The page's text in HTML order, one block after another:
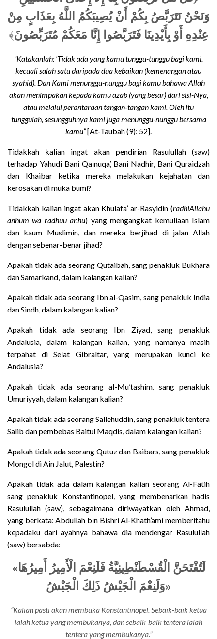
وَنَحْنُ نَتَرَبَّصُ بِكُمْ أَنْ يُصِيبَكُمُ اللَّهُ بِعَذَابٍ مِنْ
عِنْدِهِ أَوْ بِأَيْدِينَا فَتَرَبَّصُوا إِنَّا مَعَكُمْ مُتَرَبِّصُونَ﴾
“Katakanlah: ‘Tidak ada yang kamu tunggu-tunggu bagi kami,
kecuali salah satu daripada dua kebaikan (kemenangan atau
syahid). Dan Kami menunggu-nunggu bagi kamu bahawa Allah
akan menimpakan kepada kamu azab (yang besar) dari sisi-Nya,
atau melalui perantaraan tangan-tangan kami. Oleh itu
tunggulah, sesungguhnya kami juga menunggu-nunggu bersama
kamu”[At-Taubah (9): 52].
Tidakkah kalian ingat akan pendirian Rasulullah (saw)
terhadap Yahudi Bani Qainuqa’, Bani Nadhir, Bani Quraidzah
dan Khaibar ketika mereka melakukan kejahatan dan
kerosakan di muka bumi?
Tidakkah kalian ingat akan Khulafa’ ar-Rasyidin (radhiAllahu
anhum wa radhuu anhu) yang mengangkat kemuliaan Islam
dan kaum Muslimin, dan mereka berjihad di jalan Allah
dengan sebenar-benar jihad?
Apakah tidak ada seorang Qutaibah, sang penakluk Bukhara
dan Samarkand, dalam kalangan kalian?
Apakah tidak ada seorang Ibn al-Qasim, sang penakluk India
dan Sindh, dalam kalangan kalian?
Apakah tidak ada seorang Ibn Ziyad, sang penakluk
Andalusia, dalam kalangan kalian, yang namanya masih
terpahat di Selat Gibraltar, yang merupakan kunci ke
Andalusia?
Apakah tidak ada seorang al-Mu’tashim, sang penakluk
Umuriyyah, dalam kalangan kalian?
Apakah tidak ada seorang Sallehuddin, sang penakluk tentera
Salib dan pembebas Baitul Maqdis, dalam kalangan kalian?
Apakah tidak ada seorang Qutuz dan Baibars, sang penakluk
Mongol di Ain Jalut, Palestin?
Apakah tidak ada dalam kalangan kalian seorang Al-Fatih
sang penakluk Konstantinopel, yang membenarkan hadis
Rasulullah (saw), sebagaimana diriwayatkan oleh Ahmad,
yang berkata: Abdullah bin Bishri Al-Khath’ami memberitahu
kepadaku dari ayahnya bahawa dia mendengar Rasulullah
(saw) bersabda:
«لَتُفْتَحَنَّ الْقُسْطَنْطِينِيَّةُ فَلَنِعْمَ الْأَمِيرُ أَمِيرُهَا
وَلَنِعْمَ الْجَيْشُ ذَلِكَ الْجَيْشُ»
“Kalian pasti akan membuka Konstantinopel. Sebaik-baik ketua
ialah ketua yang membukanya, dan sebaik-baik tentera ialah
tentera yang membukanya.”